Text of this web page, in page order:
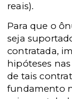
reais).
Para que o
seja
contratada,
hipóteses
de tais
fundamento